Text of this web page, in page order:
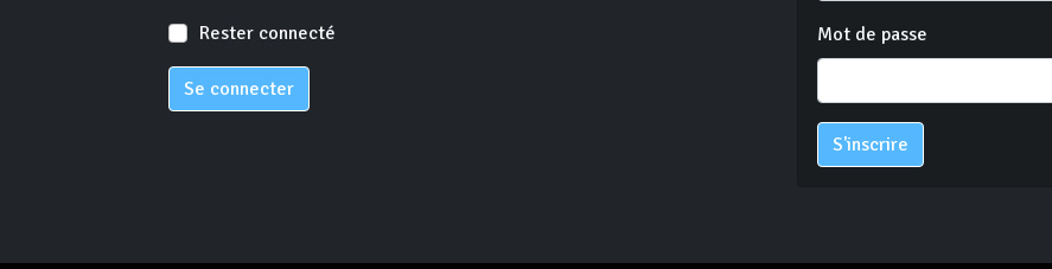
Rester connecté
Se connecter
Mot de passe
S'inscrire